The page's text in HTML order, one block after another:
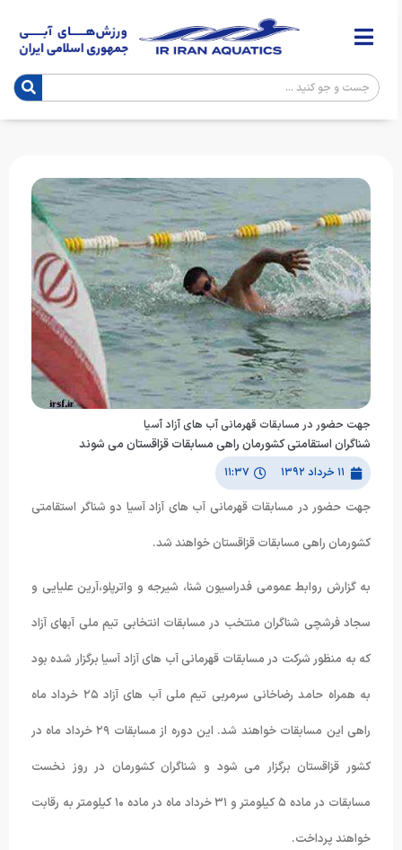
جهت حضور در مسابقات قهرمانی آب های آزاد آسیا
شناگران استقامتی کشورمان راهی مسابقات قزاقستان می شوند
۱۱ خرداد ۱۳۹۲ ۱۱:۳۷
جهت حضور در مسابقات قهرمانی آب های آزاد آسیا دو شناگر استقامتی
کشورمان راهی مسابقات قزاقستان خواهند شد.
به گزارش روابط عمومی فدراسیون شنا، شیرجه و واترپلو،آرین علیایی و
سجاد فرشچی شناگران منتخب در مسابقات انتخابی تیم ملی آبهای آزاد
که به منظور شرکت در مسابقات قهرمانی آب های آزاد آسیا برگزار شده بود
به همراه حامد رضاخانی سرمربی تیم ملی آب های آزاد ٢۵ خرداد ماه
راهی این مسابقات خواهند شد. این دوره از مسابقات ٢٩ خرداد ماه در
کشور قزاقستان برگزار می شود و شناگران کشورمان در روز نخست
مسابقات در ماده ۵ کیلومتر و ٣١ خرداد ماه در ماده ١۰ کیلومتر به رقابت
خواهند پرداخت.